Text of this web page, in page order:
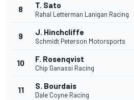
8 T. Sato
Rahal Letterman Lanigan Racing
9 J. Hinchcliffe
Schmidt Peterson Motorsports
10 F. Rosenqvist
Chip Ganassi Racing
11 S. Bourdais
Dale Coyne Racing